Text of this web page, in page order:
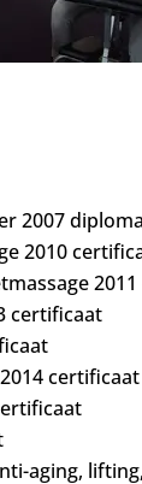
2007 diploma
2010
certificaat
certificaat
aging,